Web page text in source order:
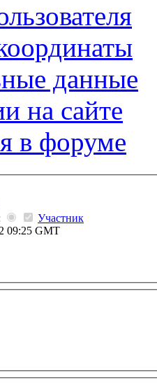
данные
на сайте
в форуме
Участник
09:25 GMT